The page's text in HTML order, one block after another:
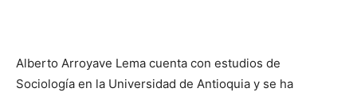
Alberto Arroyave Lema cuenta con estudios de
Sociología en la Universidad de Antioquia y se ha